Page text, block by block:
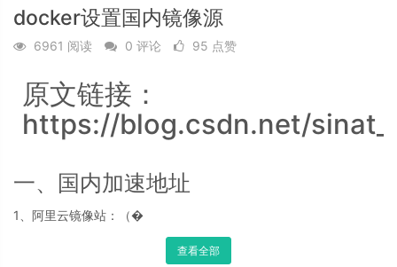
docker设置国内镜像源
6961 阅读 0 评论 95 点赞
原文链接：
https://blog.csdn.net/
一、国内加速地址
1、阿里云镜像站：（�
查看全部